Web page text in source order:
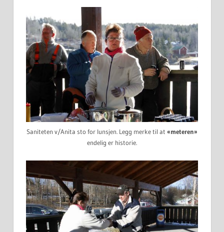
Saniteten v/Anita sto for lunsjen. Legg merke til at «meteren»
endelig er historie.